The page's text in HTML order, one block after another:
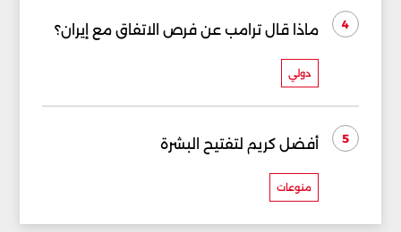
4 ماذا قال ترامب عن فرص الاتفاق مع إيران؟
دولي
5 أفضل كريم لتفتيح البشرة
منوعات